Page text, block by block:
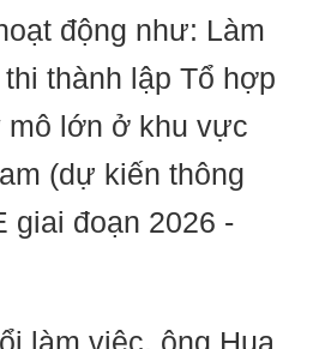
động như: Làm
thành lập Tổ hợp
mô lớn ở khu vực
(dự kiến thông
giai đoạn 2026 -
làm việc, ông Hua